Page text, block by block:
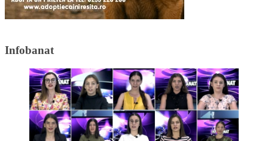
Infobanat